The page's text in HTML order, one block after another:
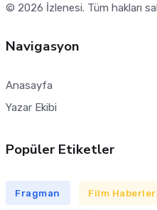
© 2026 İzlenesi. Tüm hakları
Navigasyon
Anasayfa
Yazar Ekibi
Popüler Etiketler
Fragman Film